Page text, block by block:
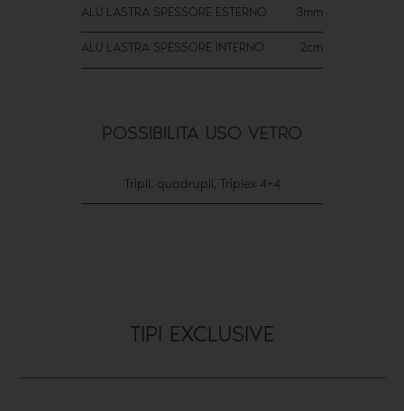
ALU LASTRA SPESSORE ESTERNO 3mm
ALU LASTRA SPESSORE INTERNO 2cm
POSSIBILITA USO VETRO
Tripli, quadrupli, Triplex 4+4
TIPI EXCLUSIVE